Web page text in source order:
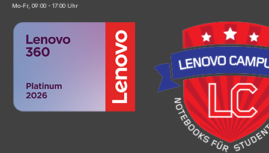
Mo-Fr, 09:00 - 17:00 Uhr